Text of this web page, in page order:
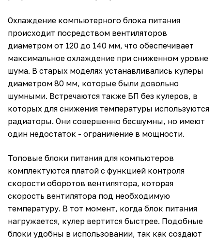
Охлаждение компьютерного блока питания
происходит посредством вентиляторов
диаметром от 120 до 140 мм, что обеспечивает
максимальное охлаждение при сниженном уровне
шума. В старых моделях устанавливались кулеры
диаметром 80 мм, которые были довольно
шумными. Встречаются также БП без кулеров, в
которых для снижения температуры используются
радиаторы. Они совершенно бесшумны, но имеют
один недостаток - ограничение в мощности.
Топовые блоки питания для компьютеров
комплектуются платой с функцией контроля
скорости оборотов вентилятора, которая
скорость вентилятора под необходимую
температуру. В тот момент, когда блок питания
нагружается, кулер вертится быстрее. Подобные
блоки удобны в использовании, так как создают